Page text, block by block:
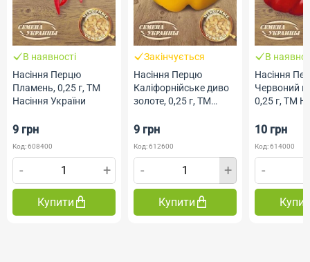
В наявності
Насіння Перцю
Пламень, 0,25 г, ТМ
Насіння України
9 грн
Код: 608400
- +
Купити
Закінчується
Насіння Перцю
Каліфорнійське диво
золоте, 0,25 г, ТМ
9 грн
Код: 612600
- +
Купити
В
Насіння
Червоний
0,25 г, ТМ
10 грн
Код: 614000
-